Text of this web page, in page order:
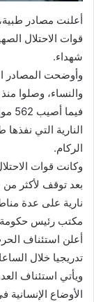
أعلنت مصادر
شهداء.
والنساء، وصلوا
النارية التي
الركام.
وكانت قوات
بعد توقف لأكثر
نارية على عدة
مكتب رئيس حكومة
أعلن استئناف
تدريجيا خلال
ويأتي استئناف
الأوضاع